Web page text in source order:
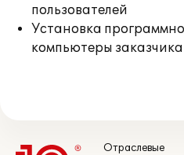
пользователей
Установка
компьютеры заказчика
Отраслевые